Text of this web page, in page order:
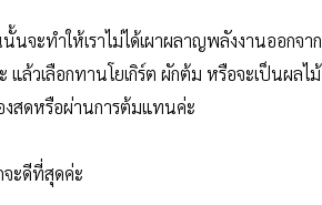
จะทำให้เราไม่ได้เผาผลาญพลังงานออกจาก
แล้วเลือกทานโยเกิร์ต ผักต้ม หรือจะเป็นผลไม้
งสดหรือผ่านการต้มแทนค่ะ
ะดีที่สุดค่ะ